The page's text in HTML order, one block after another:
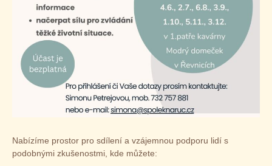
Nabízíme prostor pro sdílení a vzájemnou podporu lidí s
podobnými zkušenostmi, kde můžete: